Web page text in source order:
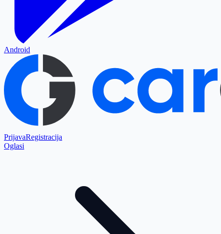
Android
PrijavaRegistracija
Oglasi